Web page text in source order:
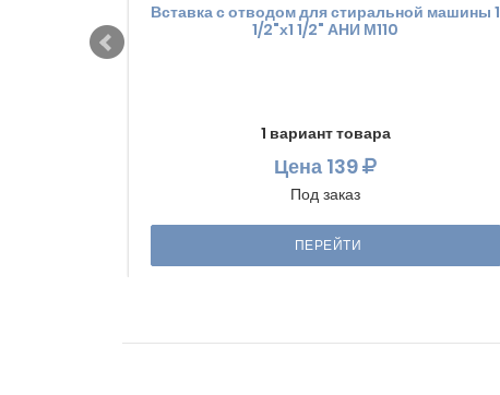
Вставка с отводом для стиральной машины 1
1/2"х1 1/2" АНИ М110
1 вариант товара
Цена 139
Под заказ
ПЕРЕЙТИ